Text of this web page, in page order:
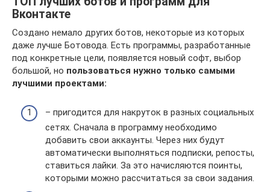
Вконтакте
Создано немало других ботов, некоторые из которых
даже лучше Ботовода. Есть программы, разработанные
под конкретные цели, появляется новый софт, выбор
большой, но пользоваться нужно только самыми
лучшими проектами:
– пригодится для накруток в разных социальных
сетях. Сначала в программу необходимо
добавить свои аккаунты. Через них будут
автоматически выполняться подписки, репосты,
ставиться лайки. За это начисляются поинты,
которыми можно рассчитаться за свои задания.